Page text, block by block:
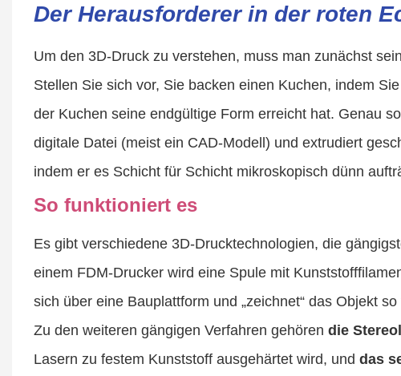
Der Herausforderer in der roten
Um den 3D-Druck zu verstehen, muss man zunächst
Stellen Sie sich vor, Sie backen einen Kuchen, indem
der Kuchen seine endgültige Form erreicht hat. Genau
digitale Datei (meist ein CAD-Modell) und extrudiert
indem er es Schicht für Schicht mikroskopisch dünn
So funktioniert es
Es gibt verschiedene 3D-Drucktechnologien, die
einem FDM-Drucker wird eine Spule mit
sich über eine Bauplattform und „zeichnet“ das Objekt
Zu den weiteren gängigen Verfahren gehören die
Lasern zu festem Kunststoff ausgehärtet wird, und das